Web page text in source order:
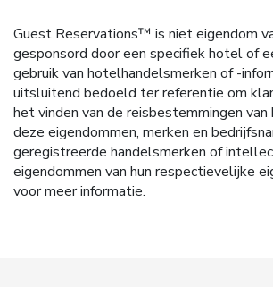
Guest Reservations™ is niet eigendom
gesponsord door een specifiek hotel of
gebruik van hotelhandelsmerken of -
uitsluitend bedoeld ter referentie om
het vinden van de reisbestemmingen van
deze eigendommen, merken en
geregistreerde handelsmerken of
eigendommen van hun respectievelijke
voor meer informatie.